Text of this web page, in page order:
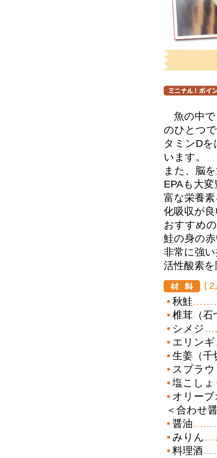
魚の中で
のひとつ
タミンD
います。
また、脳
EPAも大
富な栄養
化吸収が
おすすめ
鮭の身の
非常に強
活性酸素
秋鮭
椎茸（石
シ メジ
エ リンギ
生姜（千
ス プラ
塩こしょ
オ リー
＜合わせ
醤油
み りん
料理酒